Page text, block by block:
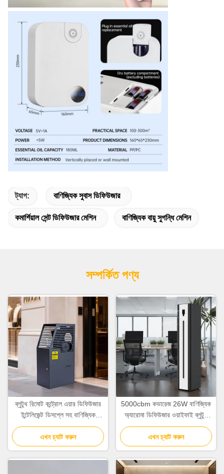
ট্যাগ: বাণিজ্যিক সুবাস ডিফিউজার
কমার্শিয়াল সেন্ট ডিফিউজার মেশিন বাণিজ্যিক বায়ু সুগন্ধি মেশিন
সম্পর্কিত পণ্য
ব্লুটুথ রিমোট কন্ট্রোল এয়ার ডিফিউজার
ইন্টেলিজেন্ট ডিসপ্লে সহ বাণিজ্যিক
5000cbm কভারেজ
এখন চ্যাট করুন
5000cbm কভারেজ 26W বাণিজ্যিক
অ্যারোমা ডিফিউজার ওয়াইফাই ব্লুটুথ
অ্যাপ কন্ট্রোল সহ
এখন চ্যাট করুন